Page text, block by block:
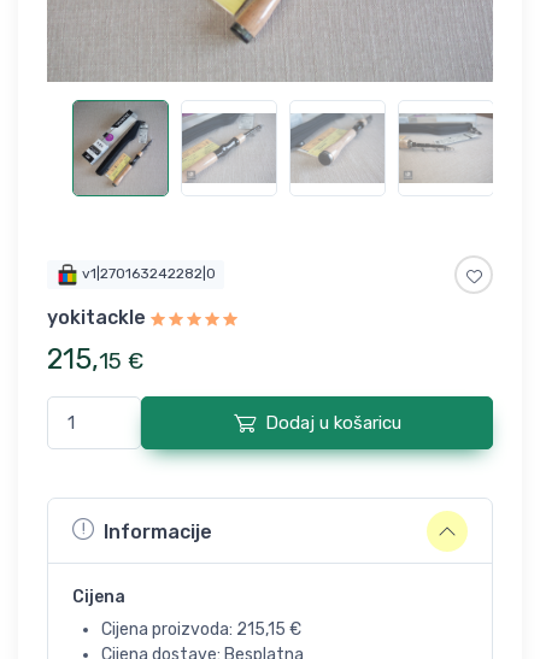
v1|270163242282|0
yokitackle
215,15 €
Dodaj u košaricu
Informacije
Cijena
Cijena proizvoda: 215,15 €
Cijena dostave: Besplatna